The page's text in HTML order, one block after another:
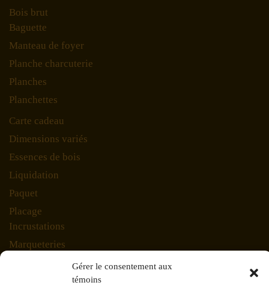
Gérer le consentement aux
témoins
Bois brut
Baguette
Manteau de foyer
Planche charcuterie
Planches
Planchettes
Carte cadeau
Dimensions variés
Essences de bois
Liquidation
Paquet
Placage
Incrustations
Marqueteries
Planche charcuterie
Planches en lot